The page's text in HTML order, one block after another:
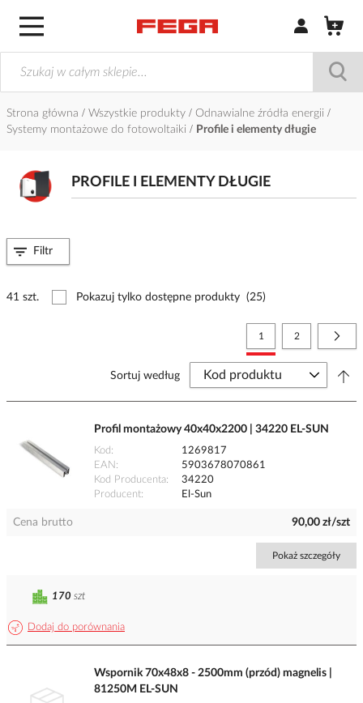
Zaloguj się /
Strona główna Wszystkie produkty
Odnawialne źródła energii
Systemy montażowe do fotowoltaiki
Profile i elementy długie
PROFILE I ELEMENTY DŁUGIE
41 szt. Pokazuj tylko dostępne produkty (25)
Strona
Aktualnie czytasz stronę
1 Strona
2
Sortuj według
Profil montażowy 40x40x2200 | 34220 EL-SUN
Kod
1269817
EAN
5903678070861
Kod Producenta
34220
Producent
El-Sun
Cena brutto 90,00 zł/szt
Pokaż szczegóły
Dodaj do porównania
170 szt
Wspornik 70x48x8 - 2500mm (przód) magnelis |
81250M EL-SUN
Filtr